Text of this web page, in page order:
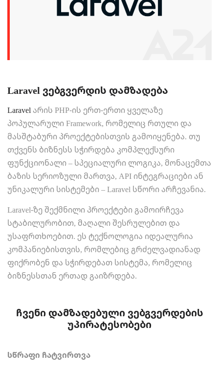
Laravel ვებგვერდის დამზადება
Laravel არის PHP-ის ერთ-ერთი ყველაზე
პოპულარული Framework, რომელიც რთული და
მასშტაბური პროექტებისთვის გამოიყენება. თუ
თქვენს ბიზნესს სჭირდება კომპლექსური
ფუნქციონალი – სპეციალური ლოგიკა, მონაცემთა
ბაზის სერიოზული მართვა, API ინტეგრაციები ან
უნიკალური სისტემები – Laravel სწორი არჩევანია.
Laravel-ზე შექმნილი პროექტები გამოირჩევა
სტაბილურობით, მაღალი შესრულებით და
უსაფრთხოებით. ეს ტექნოლოგია იდეალურია
კომპანიებისთვის, რომლებიც გრძელვადიანად
ფიქრობენ და სჭირდებათ სისტემა, რომელიც
ბიზნესსთან ერთად გაიზრდება.
ჩვენი დამზადებული ვებგვერდების
უპირატესობები
სწრაფი ჩატვირთვა